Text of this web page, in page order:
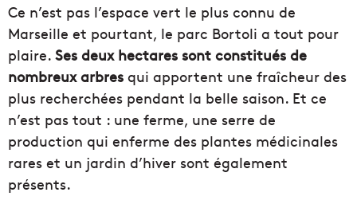
Ce n’est pas l’espace vert le plus connu de
Marseille et pourtant, le parc Bortoli a tout pour
plaire. Ses deux hectares sont constitués de
nombreux arbres qui apportent une fraîcheur des
plus recherchées pendant la belle saison. Et ce
n’est pas tout : une ferme, une serre de
production qui enferme des plantes médicinales
rares et un jardin d’hiver sont également
présents.